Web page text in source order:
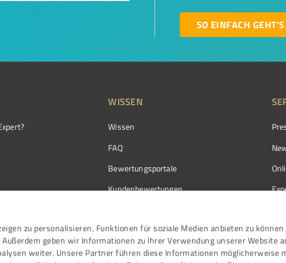
zu personalisieren, Funktionen für soziale Medien anbieten zu können
geben wir Informationen zu Ihrer Verwendung unserer Website
weiter. Unsere Partner führen diese Informationen möglicherweise
SO EINFACH GEHT'S
WISSEN
Wissen
FAQ
Bewertungsportale
Kundenbewertungen
Bewertungs­richtlinien
Events